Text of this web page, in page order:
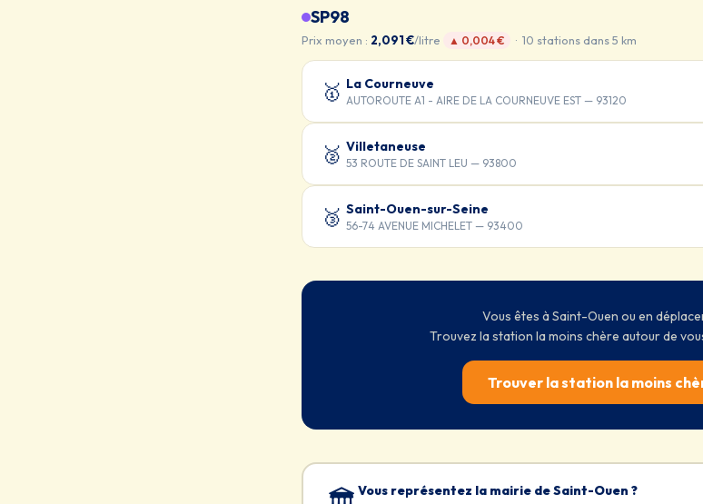
SP98
Prix moyen : 2,091 €/litre ▲ 0,004 € · 10 stations dans 5 km
🥇 La Courneuve
AUTOROUTE A1 - AIRE DE LA COURNEUVE EST — 93120
🥈 Villetaneuse
53 ROUTE DE SAINT LEU — 93800
🥉 Saint-Ouen-sur-Seine
56-74 AVENUE MICHELET — 93400
Vous êtes à Saint-Ouen ou en
Trouvez la station la moins chère autour de
Trouver la station la moins
Vous représentez la mairie de Saint-Ouen ?